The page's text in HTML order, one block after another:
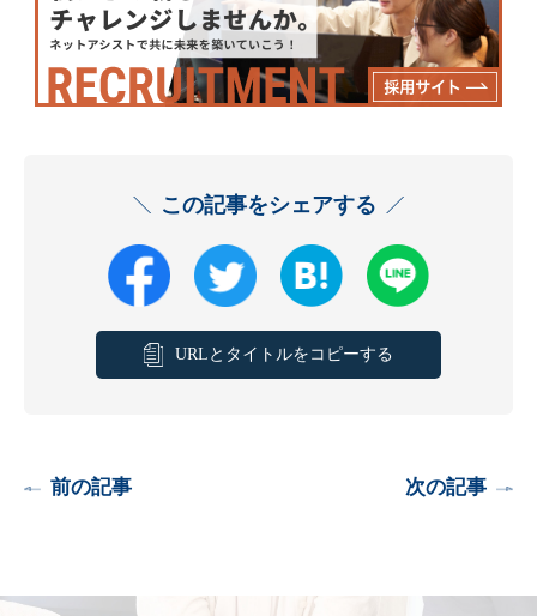
この記事をシェアする
URLとタイトルをコピーする
前の記事 次の記事